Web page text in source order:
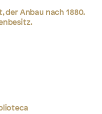
der Anbau nach 1880.